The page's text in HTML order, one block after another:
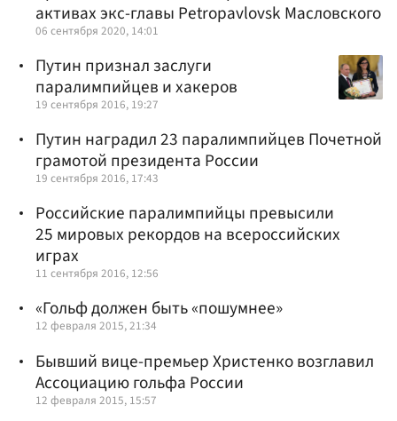
активах экс-главы Petropavlovsk Масловского
06 сентября 2020, 14:01
Путин признал заслуги
паралимпийцев и хакеров
19 сентября 2016, 19:27
Путин наградил 23 паралимпийцев Почетной
грамотой президента России
19 сентября 2016, 17:43
Российские паралимпийцы превысили
25 мировых рекордов на всероссийских
играх
11 сентября 2016, 12:56
«Гольф должен быть «пошумнее»
12 февраля 2015, 21:34
Бывший вице-премьер Христенко возглавил
Ассоциацию гольфа России
12 февраля 2015, 15:57